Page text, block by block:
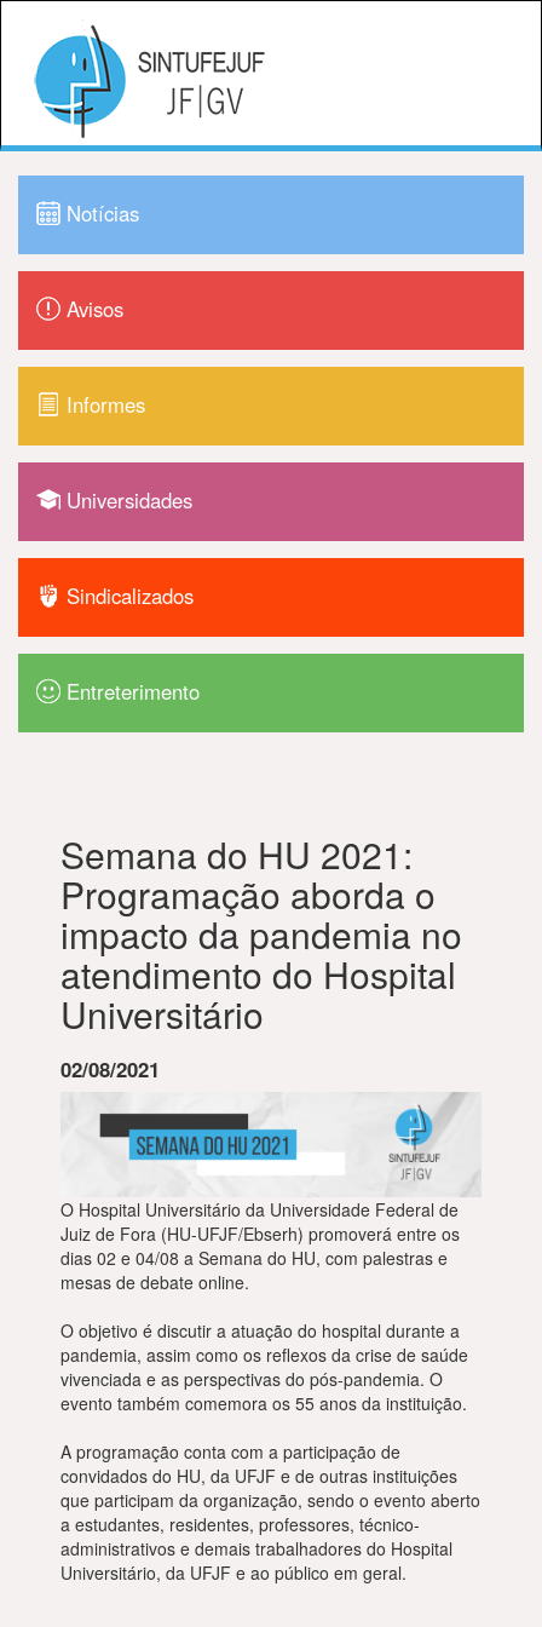
Notícias
Avisos
Informes
Universidades
Sindicalizados
Entreterimento
Semana do HU 2021:
Programação aborda o
impacto da pandemia no
atendimento do Hospital
Universitário
02/08/2021
O Hospital Universitário da Universidade Federal de
Juiz de Fora (HU-UFJF/Ebserh) promoverá entre os
dias 02 e 04/08 a Semana do HU, com palestras e
mesas de debate online.
O objetivo é discutir a atuação do hospital durante a
pandemia, assim como os reflexos da crise de saúde
vivenciada e as perspectivas do pós-pandemia. O
evento também comemora os 55 anos da instituição.
A programação conta com a participação de
convidados do HU, da UFJF e de outras instituições
que participam da organização, sendo o evento aberto
a estudantes, residentes, professores, técnico-
administrativos e demais trabalhadores do Hospital
Universitário, da UFJF e ao público em geral.